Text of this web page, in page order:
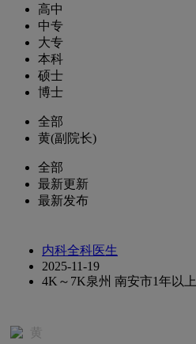
高中
中专
大专
本科
硕士
博士
全部
黄(副院长)
全部
最新更新
最新发布
内科全科医生
2025-11-19
4K～7K泉州 南安市1年以上
黄